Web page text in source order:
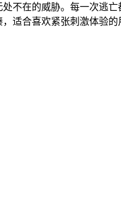
不在的威胁。每一次逃
适合喜欢紧张刺激体验的